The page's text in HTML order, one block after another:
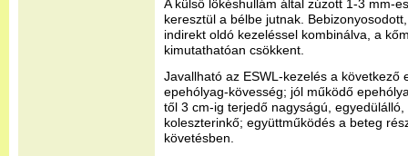
A külső lökéshullám által zúzott 1-3 mm-
keresztül a bélbe jutnak.
indirekt oldó kezeléssel kombinálva, a
kimutathatóan csökkent.
Javallható az ESWL-kezelés a következő
epehólyag-kövesség; jól működő
től 3 cm-ig terjedő nagyságú,
koleszterinkő; együttműködés a beteg
követésben.